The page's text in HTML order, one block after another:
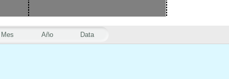
Mes Año Data